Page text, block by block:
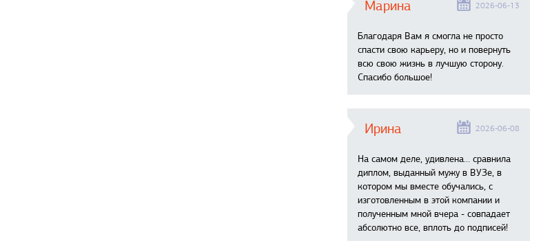
Марина 2026-06-13
Благодаря Вам я смогла не просто
спасти свою карьеру, но и повернуть
всю свою жизнь в лучшую сторону.
Спасибо большое!
Ирина 2026-06-08
На самом деле, удивлена… сравнила
диплом, выданный мужу в ВУЗе, в
котором мы вместе обучались, с
изготовленным в этой компании и
полученным мной вчера - совпадает
абсолютно все, вплоть до подписей!